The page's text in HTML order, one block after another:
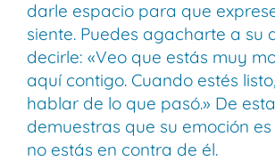
darle espacio para que
siente. Puedes agacharte a su
decirle: «Veo que estás muy
aquí contigo. Cuando estés
hablar de lo que pasó.» De
demuestras que su emoción
no estás en contra de él.